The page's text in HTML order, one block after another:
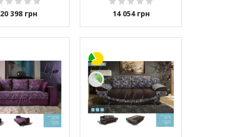
20 398 грн 14 054 грн